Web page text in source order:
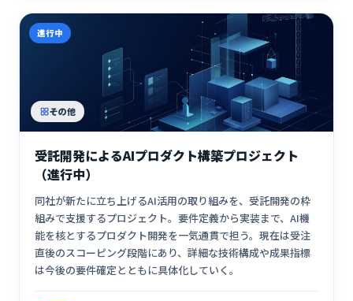
進行中
その他
受託開発によるAIプロダクト構築プロジェクト
（進行中）
同社が新たに立ち上げるAI活用の取り組みを、受託開発の枠
組みで支援するプロジェクト。要件定義から実装まで、AI機
能を核とするプロダクト開発を一気通貫で担う。現在は受注
直後のスコーピング段階にあり、詳細な技術構成や成果指標
は今後の要件確定とともに具体化していく。